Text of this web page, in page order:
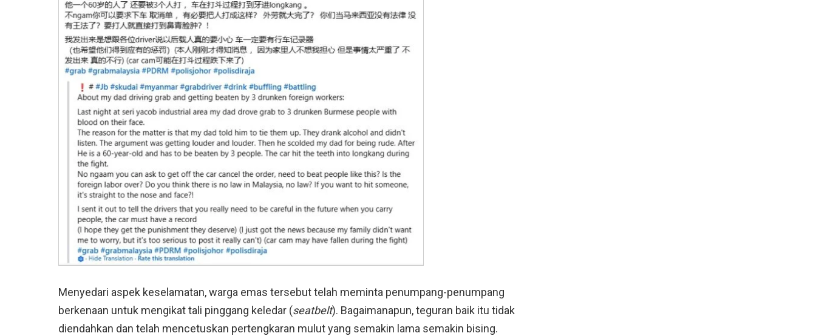
Menyedari aspek keselamatan, warga emas tersebut telah meminta penumpang-penumpang
berkenaan untuk mengikat tali pinggang keledar (seatbelt). Bagaimanapun, teguran baik itu tidak
diendahkan dan telah mencetuskan pertengkaran mulut yang semakin lama semakin bising.